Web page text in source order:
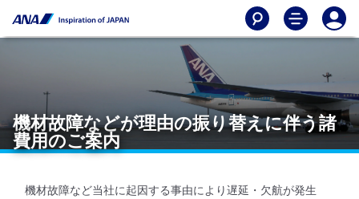
機材故障などが理由の振り替えに伴う諸
費用のご案内
機材故障など当社に起因する事由により遅延・欠航が発生